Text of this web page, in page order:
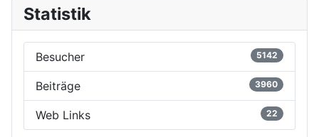
Statistik
Besucher 5142
Beiträge 3960
Web Links 22